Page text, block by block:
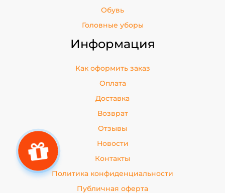
Обувь
Головные уборы
Информация
Как оформить заказ
Оплата
Доставка
Возврат
Отзывы
Новости
Контакты
Политика конфиденциальности
Публичная оферта